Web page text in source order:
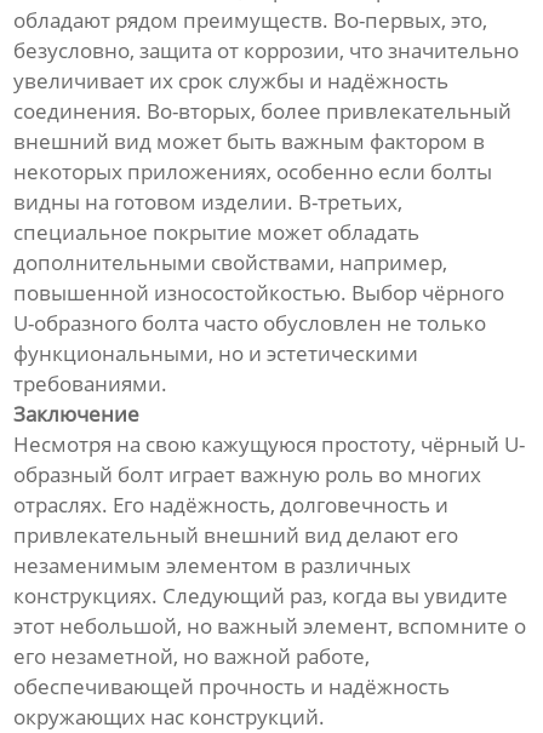
обладают рядом преимуществ. Во-первых, это,
безусловно, защита от коррозии, что значительно
увеличивает их срок службы и надёжность
соединения. Во-вторых, более привлекательный
внешний вид может быть важным фактором в
некоторых приложениях, особенно если болты
видны на готовом изделии. В-третьих,
специальное покрытие может обладать
дополнительными свойствами, например,
повышенной износостойкостью. Выбор чёрного
U-образного болта часто обусловлен не только
функциональными, но и эстетическими
требованиями.
Заключение
Несмотря на свою кажущуюся простоту, чёрный U-
образный болт играет важную роль во многих
отраслях. Его надёжность, долговечность и
привлекательный внешний вид делают его
незаменимым элементом в различных
конструкциях. Следующий раз, когда вы увидите
этот небольшой, но важный элемент, вспомните о
его незаметной, но важной работе,
обеспечивающей прочность и надёжность
окружающих нас конструкций.